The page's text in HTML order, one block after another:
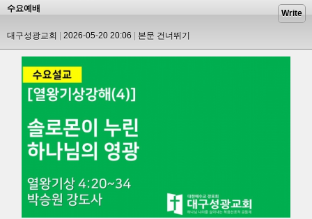
수요예배
대구성광교회 2026-05-20 20:06 본문 건너뛰기
Write